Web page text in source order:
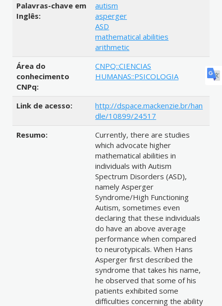
Palavras-chave em
Inglês:
autism
asperger
ASD
mathematical abilities
arithmetic
Área do
conhecimento
CNPq:
CNPQ::CIENCIAS
HUMANAS::PSICOLOGIA
Link de acesso:
http://dspace.mackenzie.br/han
dle/10899/24517
Resumo:
Currently, there are studies
which advocate higher
mathematical abilities in
individuals with Autism
Spectrum Disorders (ASD),
namely Asperger
Syndrome/High Functioning
Autism, sometimes even
declaring that these individuals
do have an above average
performance when compared
to neurotypicals. When Hans
Asperger first described the
syndrome that takes his name,
he observed that some of his
patients exhibited some
difficulties concerning the ability